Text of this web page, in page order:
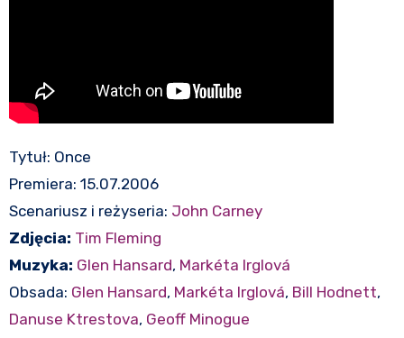
Tytuł: Once
Premiera: 15.07.2006
Scenariusz i reżyseria: John Carney
Zdjęcia: Tim Fleming
Muzyka: Glen Hansard, Markéta Irglová
Obsada: Glen Hansard, Markéta Irglová, Bill Hodnett,
Danuse Ktrestova, Geoff Minogue